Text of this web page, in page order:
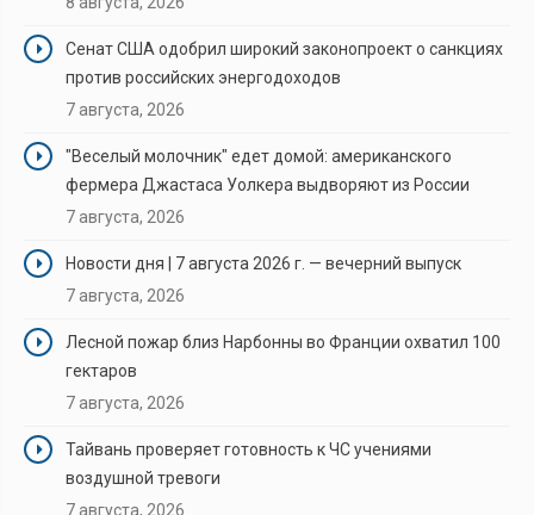
Сенат США одобрил широкий законопроект о санкциях
против российских энергодоходов
7 августа, 2026
"Веселый молочник" едет домой: американского
фермера Джастаса Уолкера выдворяют из России
7 августа, 2026
Новости дня | 7 августа 2026 г. — вечерний выпуск
7 августа, 2026
Лесной пожар близ Нарбонны во Франции охватил 100
гектаров
7 августа, 2026
Тайвань проверяет готовность к ЧС учениями
воздушной тревоги
7 августа, 2026